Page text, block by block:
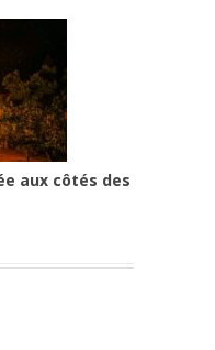
aux côtés des